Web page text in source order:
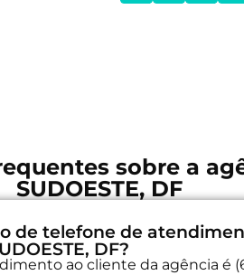
sobre a
SUDOESTE, DF
de telefone de
DF?
ao cliente da agência é